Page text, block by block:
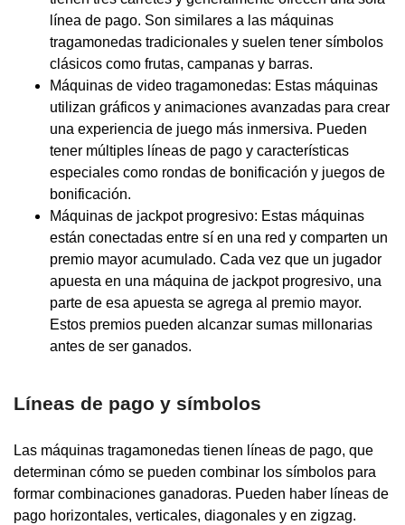
línea de pago. Son similares a las máquinas
tragamonedas tradicionales y suelen tener símbolos
clásicos como frutas, campanas y barras.
Máquinas de video tragamonedas: Estas máquinas
utilizan gráficos y animaciones avanzadas para crear
una experiencia de juego más inmersiva. Pueden
tener múltiples líneas de pago y características
especiales como rondas de bonificación y juegos de
bonificación.
Máquinas de jackpot progresivo: Estas máquinas
están conectadas entre sí en una red y comparten un
premio mayor acumulado. Cada vez que un jugador
apuesta en una máquina de jackpot progresivo, una
parte de esa apuesta se agrega al premio mayor.
Estos premios pueden alcanzar sumas millonarias
antes de ser ganados.
Líneas de pago y símbolos
Las máquinas tragamonedas tienen líneas de pago, que
determinan cómo se pueden combinar los símbolos para
formar combinaciones ganadoras. Pueden haber líneas de
pago horizontales, verticales, diagonales y en zigzag.